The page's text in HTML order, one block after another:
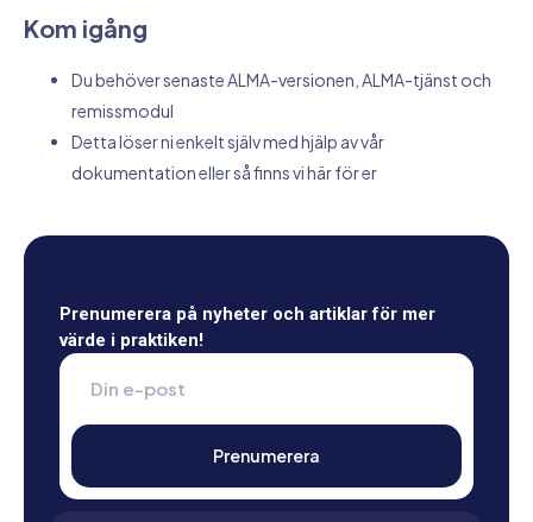
Kom igång
Du behöver senaste ALMA-versionen, ALMA-tjänst och
remissmodul
Detta löser ni enkelt själv med hjälp av vår
dokumentation eller så finns vi här för er
Prenumerera på nyheter och artiklar för mer
värde i praktiken!